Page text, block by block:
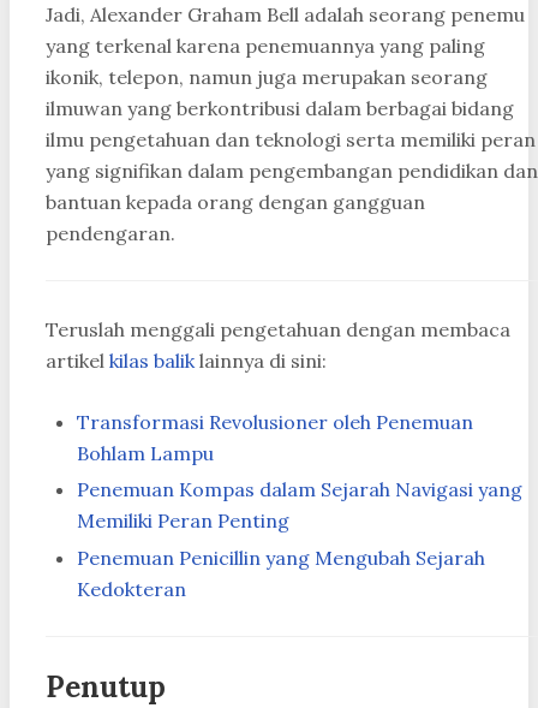
Jadi, Alexander Graham Bell adalah seorang penemu
yang terkenal karena penemuannya yang paling
ikonik, telepon, namun juga merupakan seorang
ilmuwan yang berkontribusi dalam berbagai bidang
ilmu pengetahuan dan teknologi serta memiliki peran
yang signifikan dalam pengembangan pendidikan dan
bantuan kepada orang dengan gangguan
pendengaran.
Teruslah menggali pengetahuan dengan membaca
artikel kilas balik lainnya di sini:
Transformasi Revolusioner oleh Penemuan
Bohlam Lampu
Penemuan Kompas dalam Sejarah Navigasi yang
Memiliki Peran Penting
Penemuan Penicillin yang Mengubah Sejarah
Kedokteran
Penutup